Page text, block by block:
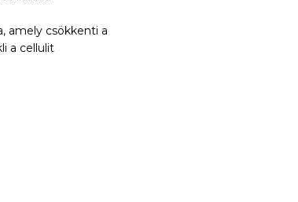
amely csökkenti a
a cellulit